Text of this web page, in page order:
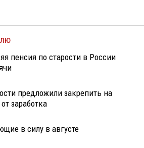
пенсия по старости в России
предложили закрепить на
заработка
в силу в августе